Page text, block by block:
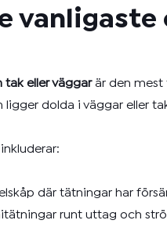
tak eller väggarär den mest
ligger dolda i väggar eller
där tätningar har
runt uttag och